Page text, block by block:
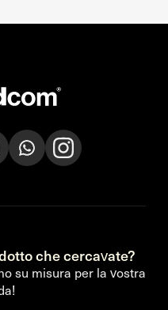
che cercavate?
su misura per la vostra